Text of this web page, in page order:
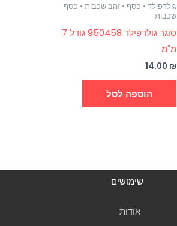
גולדפילד • כסף • זהב שכבות • כסף
שכבות
סוגר גולדפילד 950458 גודל 7
מ"מ
14.00 ₪
הוספה לסל
שימושים
אודות